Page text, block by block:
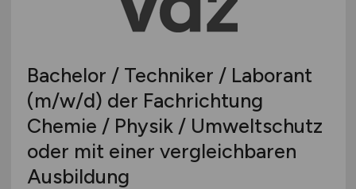
Bachelor / Techniker / Laborant
(m/w/d) der Fachrichtung
Chemie / Physik / Umweltschutz
oder mit einer vergleichbaren
Ausbildung